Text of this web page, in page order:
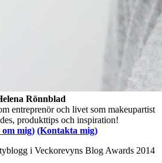
Rönnblad
entreprenör och livet som makeupartist
produkttips och inspiration!
mig) (Kontakta mig)
i Veckorevyns Blog Awards 2014